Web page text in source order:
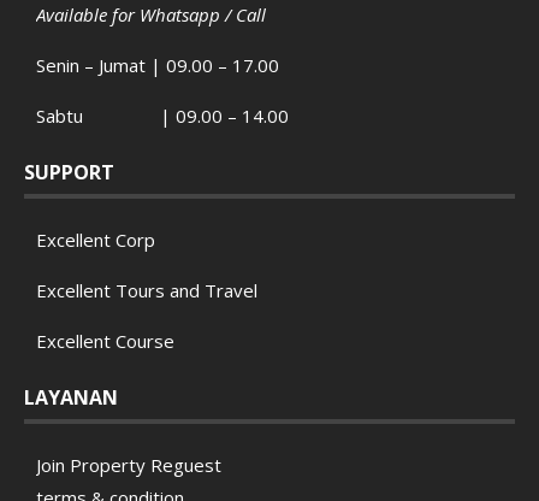
Available for Whatsapp / Call
Senin – Jumat | 09.00 – 17.00
Sabtu | 09.00 – 14.00
SUPPORT
Excellent Corp
Excellent Tours and Travel
Excellent Course
LAYANAN
Join Property Reguest